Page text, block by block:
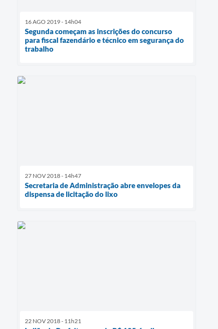
16 AGO 2019 - 14h04
Segunda começam as inscrições do concurso
para fiscal fazendário e técnico em segurança do
trabalho
27 NOV 2018 - 14h47
Secretaria de Administração abre envelopes da
dispensa de licitação do lixo
22 NOV 2018 - 11h21